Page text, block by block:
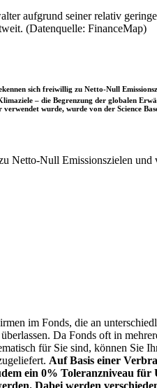
aufgrund seiner relativ
(Datenquelle: FinanceMap)
sich freiwillig zu Netto-Null
– die Begrenzung der globalen
wurde, wurde von der Science
Netto-Null Emissionszielen und
im Fonds, die an
Da Fonds oft in
für Sie sind, können Sie
Auf Basis einer
ein 0% Toleranzniveau
Dabei werden